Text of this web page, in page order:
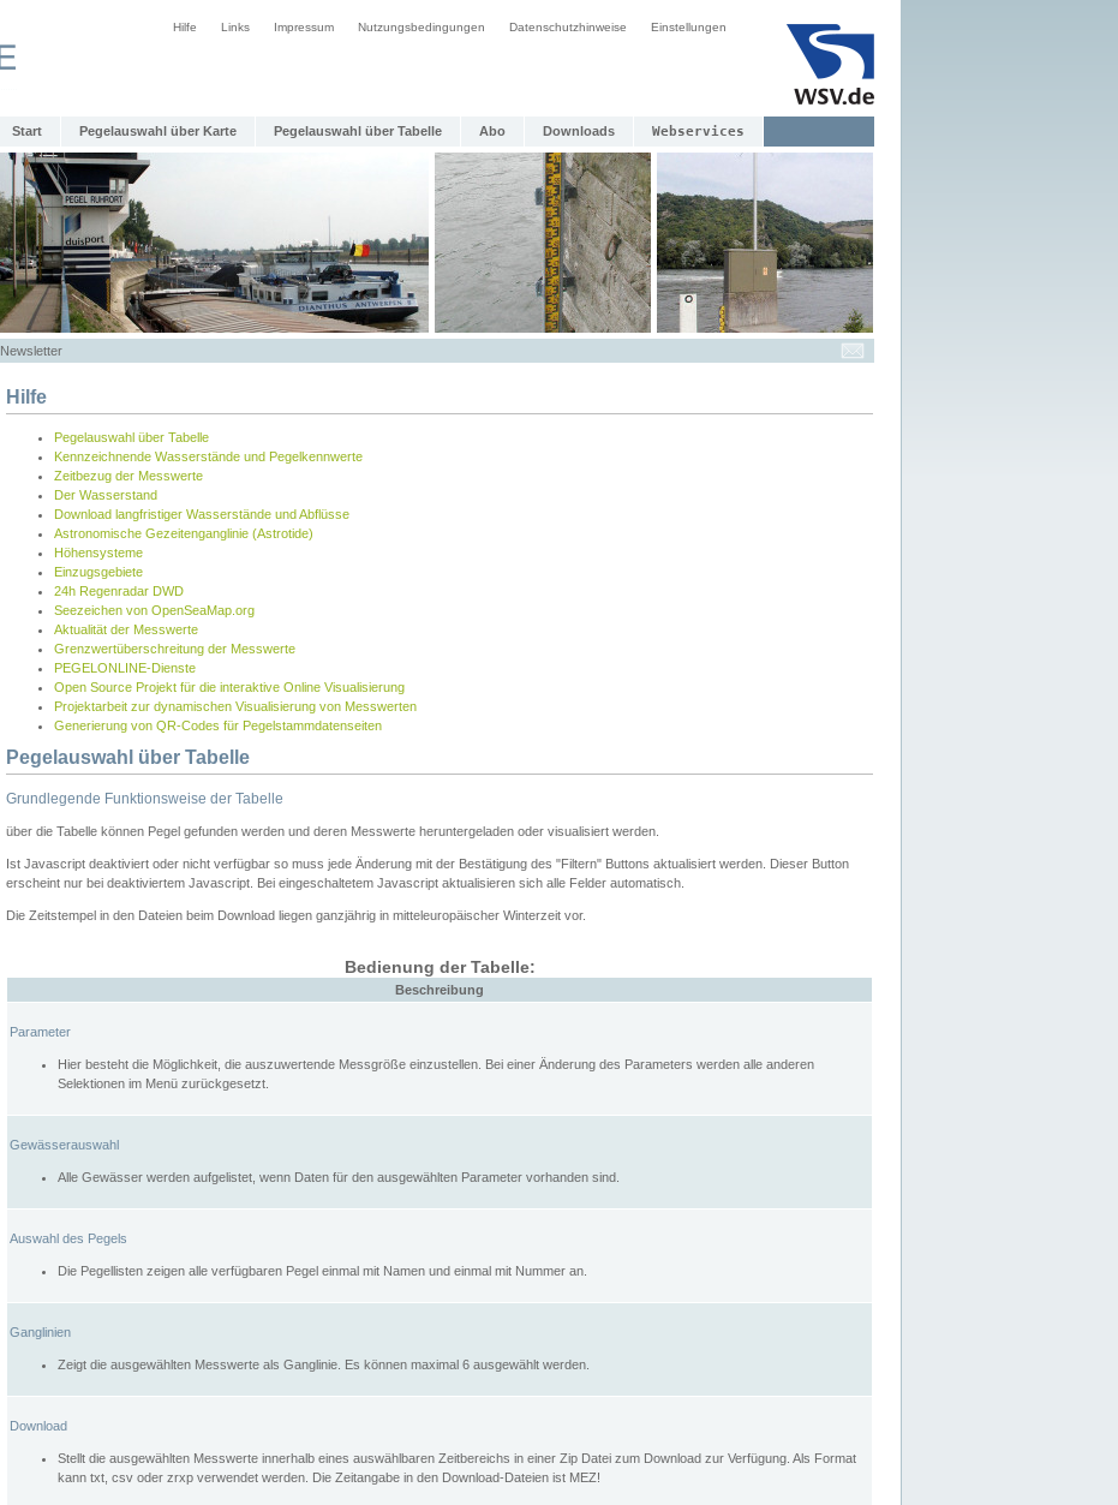
Hilfe Links Impressum Nutzungsbedingungen Datenschutzhinweise Einstellungen
Start Pegelauswahl über Karte Pegelauswahl über Tabelle Abo Downloads Webservices
Newsletter
Hilfe
Pegelauswahl über Tabelle
Kennzeichnende Wasserstände und Pegelkennwerte
Zeitbezug der Messwerte
Der Wasserstand
Download langfristiger Wasserstände und Abflüsse
Astronomische Gezeitenganglinie (Astrotide)
Höhensysteme
Einzugsgebiete
24h Regenradar DWD
Seezeichen von OpenSeaMap.org
Aktualität der Messwerte
Grenzwertüberschreitung der Messwerte
PEGELONLINE-Dienste
Open Source Projekt für die interaktive Online Visualisierung
Projektarbeit zur dynamischen Visualisierung von Messwerten
Generierung von QR-Codes für Pegelstammdatenseiten
Pegelauswahl über Tabelle
Grundlegende Funktionsweise der Tabelle
über die Tabelle können Pegel gefunden werden und deren Messwerte heruntergeladen oder visualisiert werden.
Ist Javascript deaktiviert oder nicht verfügbar so muss jede Änderung mit der Bestätigung des "Filtern" Buttons aktualisiert werden. Dieser Button
erscheint nur bei deaktiviertem Javascript. Bei eingeschaltetem Javascript aktualisieren sich alle Felder automatisch.
Die Zeitstempel in den Dateien beim Download liegen ganzjährig in mitteleuropäischer Winterzeit vor.
Bedienung der Tabelle:
Beschreibung
Parameter
Hier besteht die Möglichkeit, die auszuwertende Messgröße einzustellen. Bei einer Änderung des Parameters werden alle anderen
Selektionen im Menü zurückgesetzt.
Gewässerauswahl
Alle Gewässer werden aufgelistet, wenn Daten für den ausgewählten Parameter vorhanden sind.
Auswahl des Pegels
Die Pegellisten zeigen alle verfügbaren Pegel einmal mit Namen und einmal mit Nummer an.
Ganglinien
Zeigt die ausgewählten Messwerte als Ganglinie. Es können maximal 6 ausgewählt werden.
Download
Stellt die ausgewählten Messwerte innerhalb eines auswählbaren Zeitbereichs in einer Zip Datei zum Download zur Verfügung. Als Format
kann txt, csv oder zrxp verwendet werden. Die Zeitangabe in den Download-Dateien ist MEZ!